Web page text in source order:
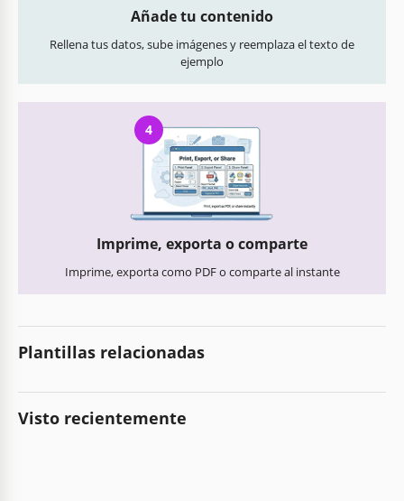
Añade tu contenido
Rellena tus datos, sube imágenes y reemplaza el texto de
ejemplo
4
Imprime, exporta o comparte
Imprime, exporta como PDF o comparte al instante
Plantillas relacionadas
Visto recientemente